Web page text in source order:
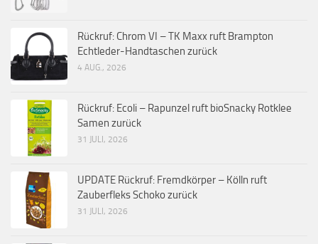
Rückruf: Chrom VI – TK Maxx ruft Brampton
Echtleder-Handtaschen zurück
4 AUG., 2026
Rückruf: Ecoli – Rapunzel ruft bioSnacky Rotklee
Samen zurück
31 JULI, 2026
UPDATE Rückruf: Fremdkörper – Kölln ruft
Zauberfleks Schoko zurück
31 JULI, 2026